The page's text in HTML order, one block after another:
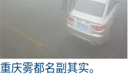
重庆雾都名副其实。